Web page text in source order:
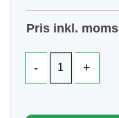
Pris inkl. moms